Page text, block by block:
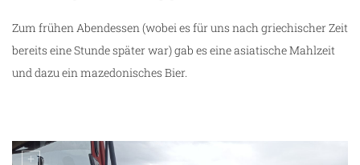
Zum frühen Abendessen (wobei es für uns nach griechischer Zeit
bereits eine Stunde später war) gab es eine asiatische Mahlzeit
und dazu ein mazedonisches Bier.